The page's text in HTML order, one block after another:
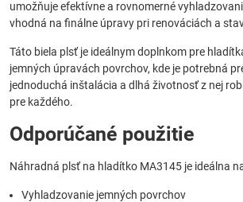
umožňuje efektívne a rovnomerné
vhodná na finálne úpravy pri renováciách a
Táto biela plsť je ideálnym doplnkom pre
jemných úpravách povrchov, kde je potrebná
jednoduchá inštalácia a dlhá životnosť z nej
pre každého.
Odporúčané použitie
Náhradná plsť na hladítko MA3145 je ideálna
Vyhladzovanie jemných povrchov